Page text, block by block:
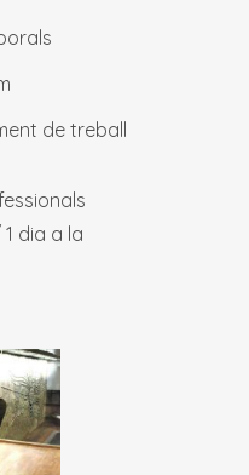
de treball
1 dia a la